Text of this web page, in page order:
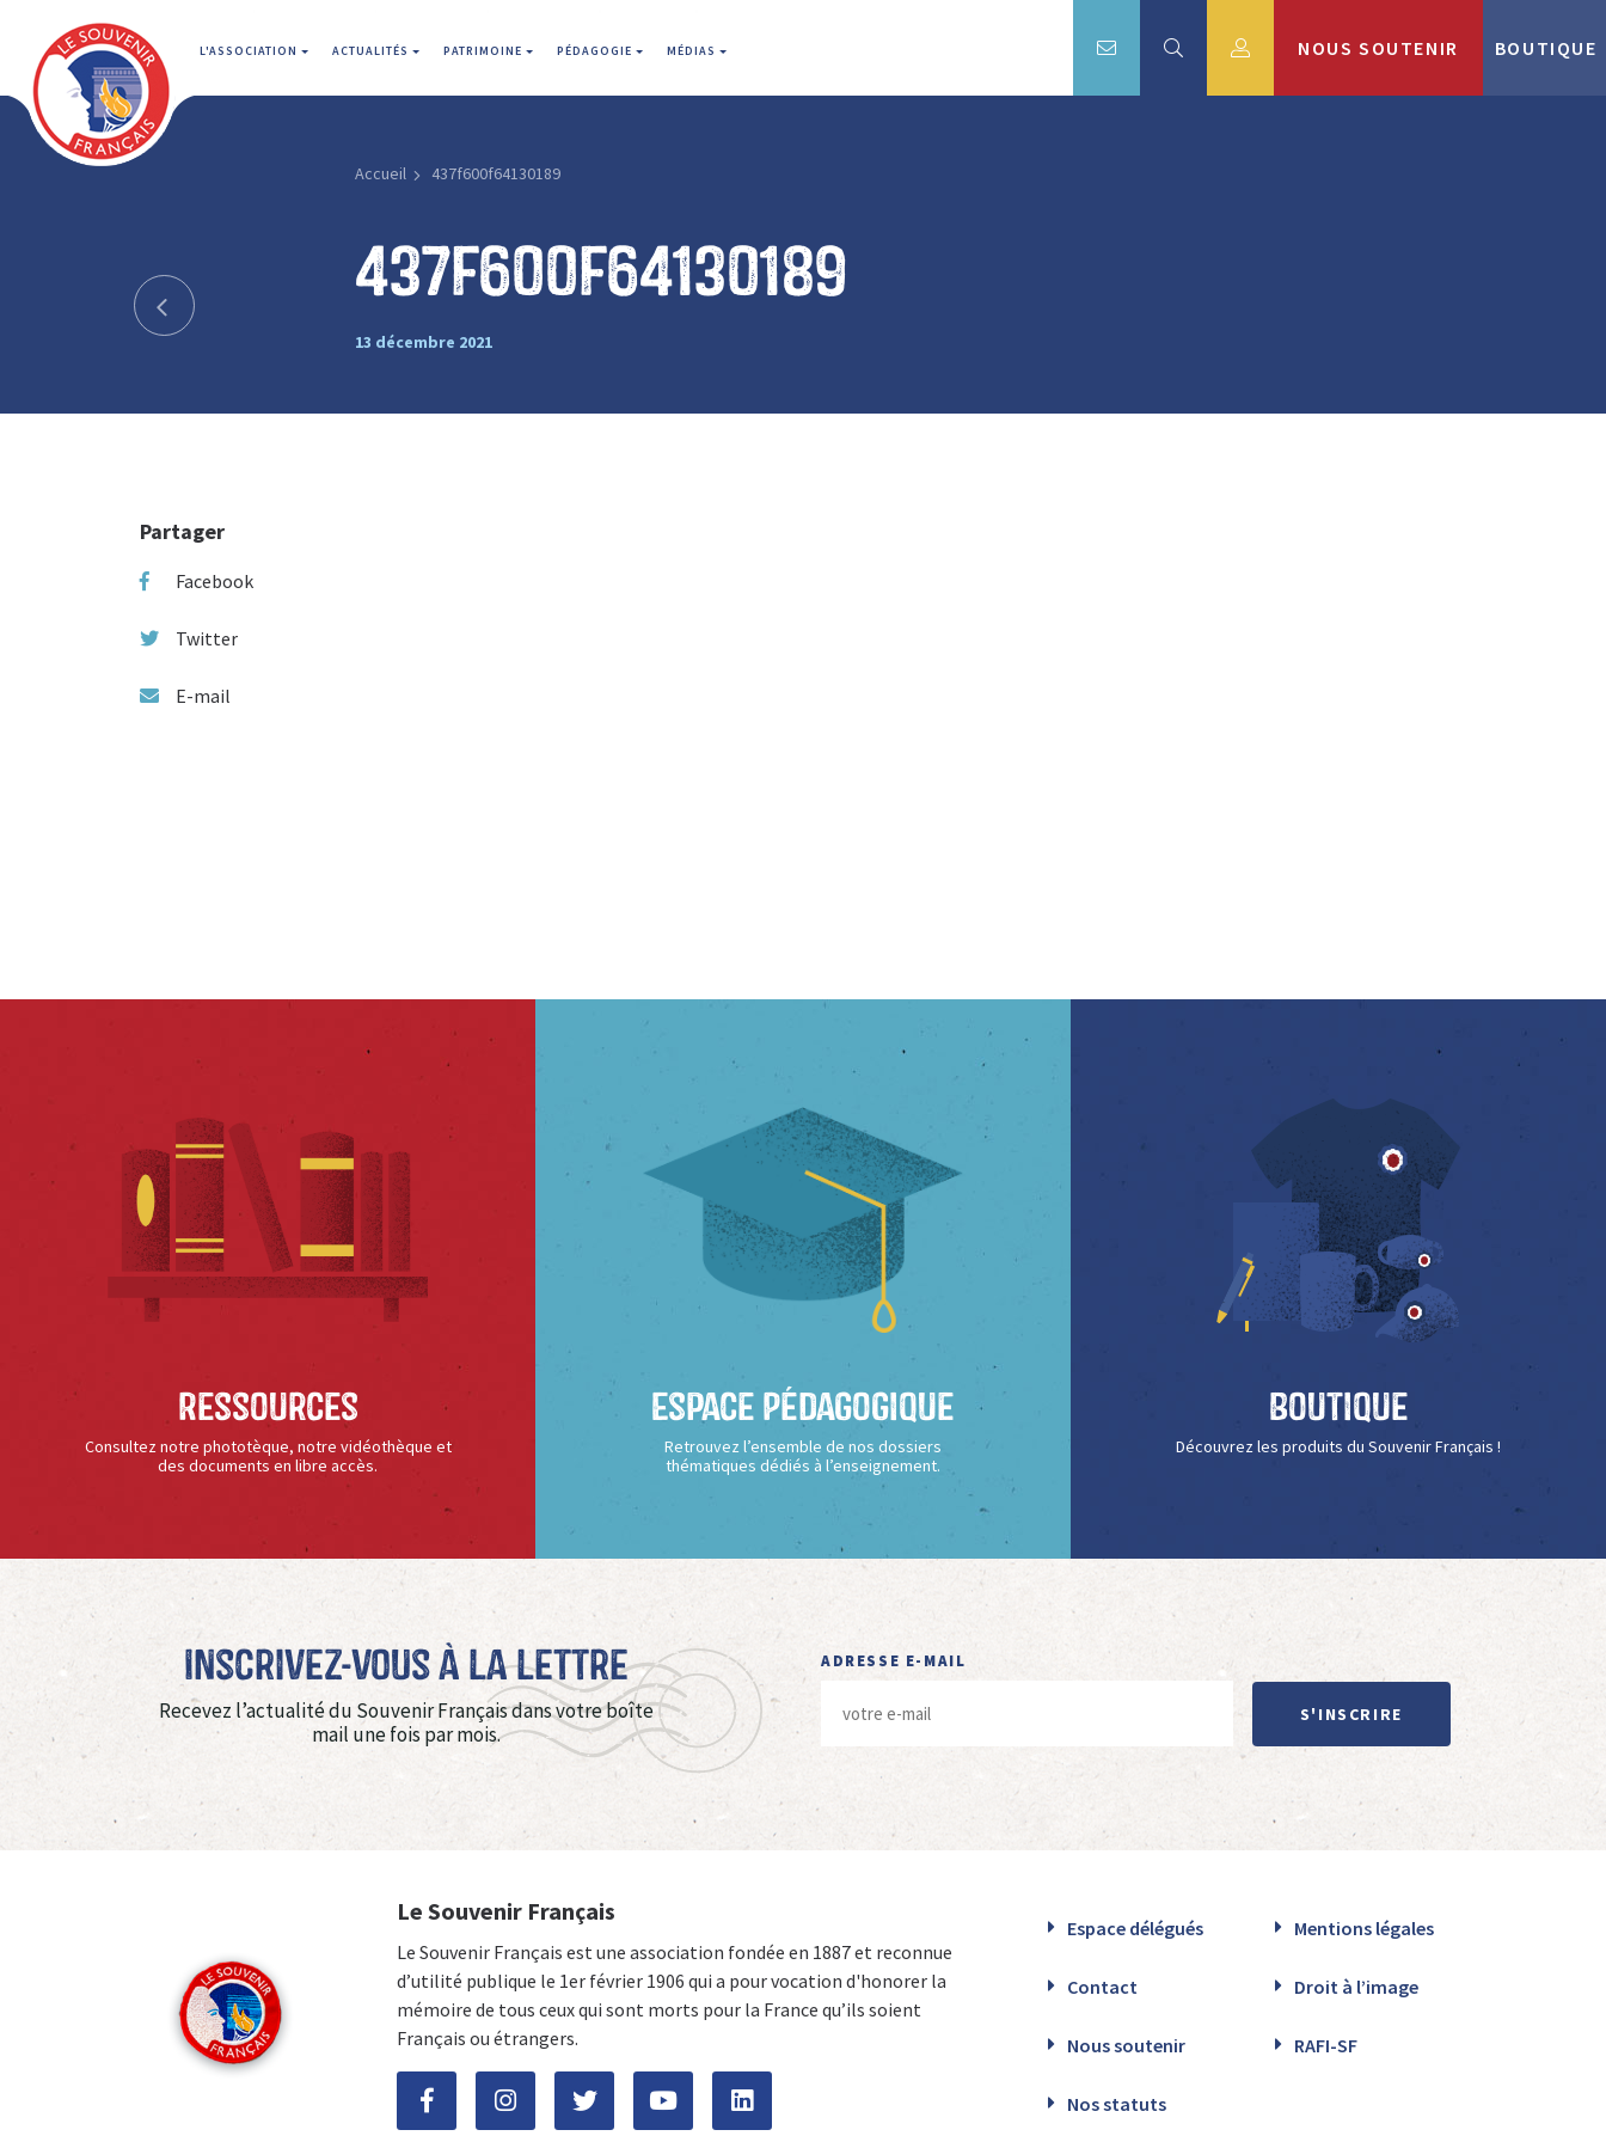
L'ASSOCIATION ACTUALITÉS PATRIMOINE PÉDAGOGIE MÉDIAS NOUS SOUTENIR BOUTIQUE
Accueil 437f600f64130189
437f600f64130189
13 décembre 2021
Partager
Facebook
Twitter
E-mail
Ressources
Consultez notre phototèque, notre vidéothèque et
des documents en libre accès.
Espace Pédagogique
Retrouvez l’ensemble de nos dossiers
thématiques dédiés à l’enseignement.
Boutique
Découvrez les produits du Souvenir Français !
Inscrivez-vous à La Lettre
Recevez l’actualité du Souvenir Français dans votre boîte
mail une fois par mois.
ADRESSE E-MAIL
S'INSCRIRE
Le Souvenir Français
Le Souvenir Français est une association fondée en 1887 et reconnue
d’utilité publique le 1er février 1906 qui a pour vocation d'honorer la
mémoire de tous ceux qui sont morts pour la France qu’ils soient
Français ou étrangers.
Espace délégués Mentions légales
Contact Droit à l’image
Nous soutenir RAFI-SF
Nos statuts